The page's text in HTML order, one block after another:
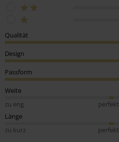
Qualität
Design
Passform
Weite
zu eng
perfekt
Länge
zu kurz
perfekt